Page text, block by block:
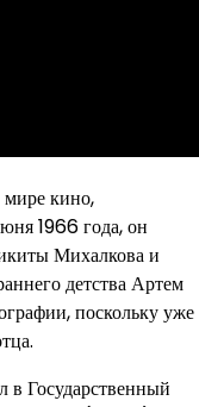
кино,
1966 года, он
Михалкова и
детства Артем
поскольку уже
Государственный